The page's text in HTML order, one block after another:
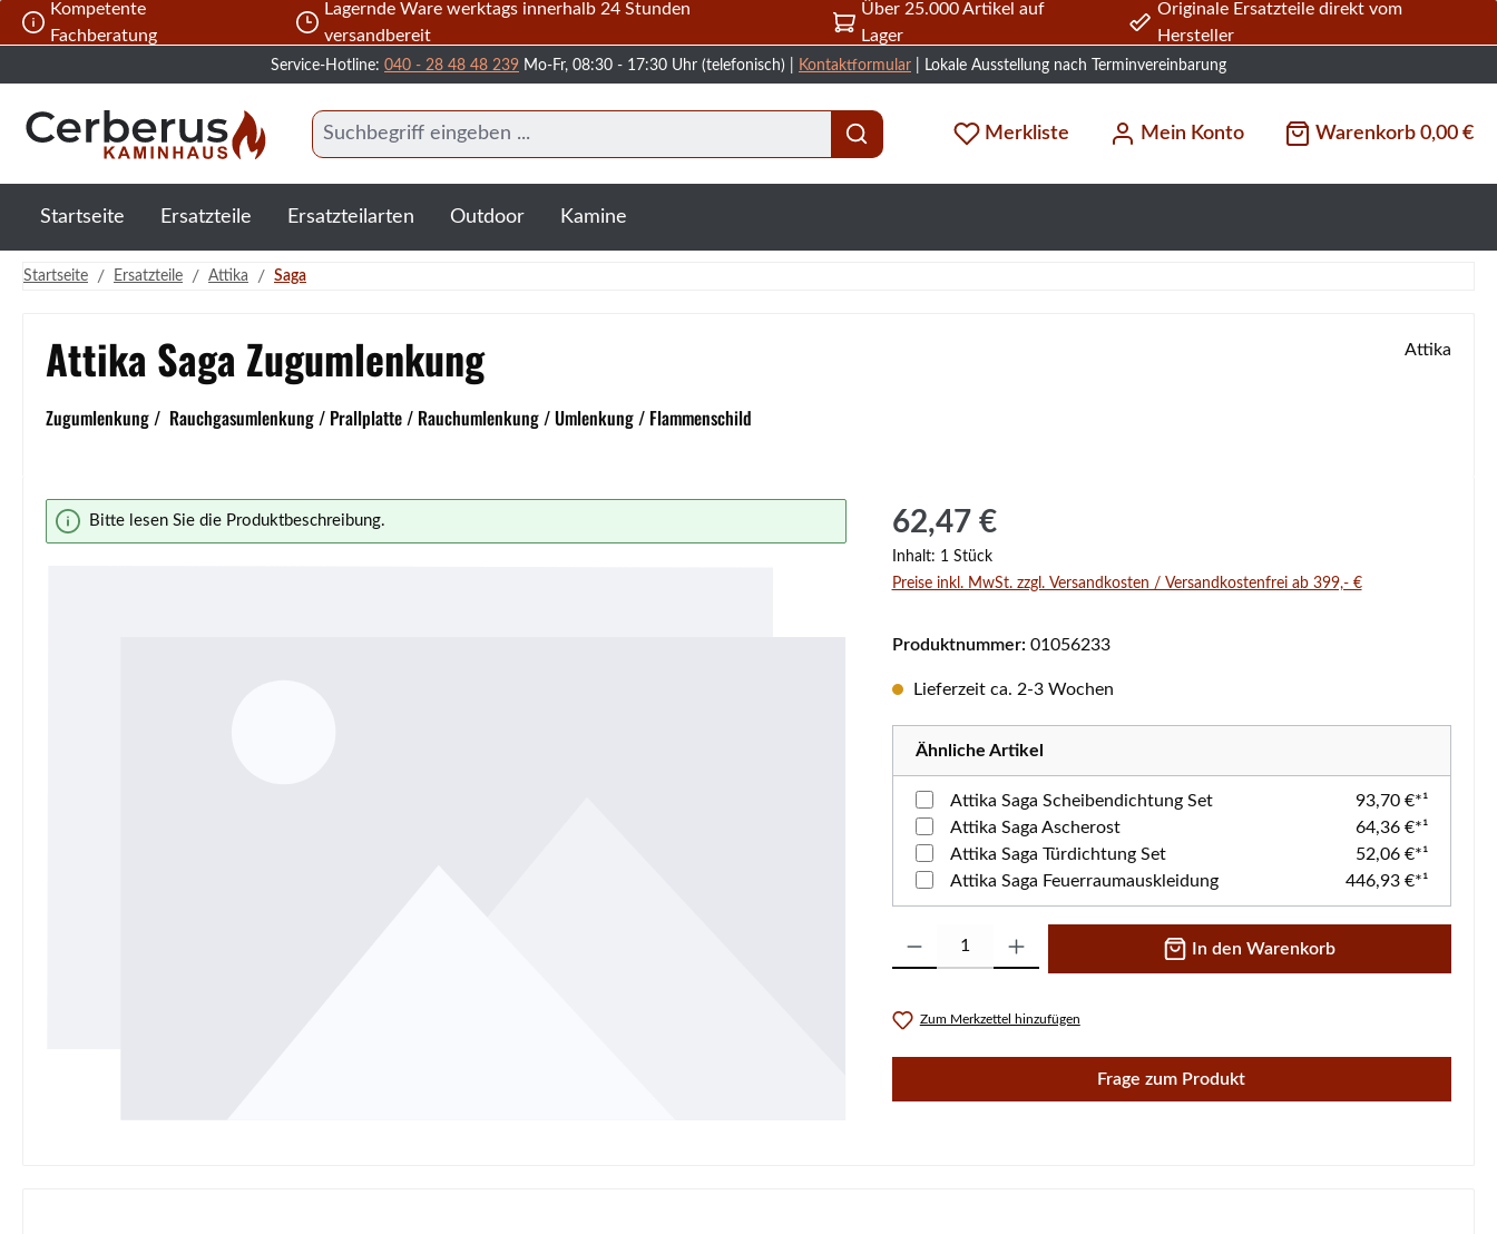
Hauptinhalt springen
Zur Suche springen
Zur Hauptnavigation springen
Kompetente
Fachberatung
Lagernde Ware werktags innerhalb 24 Stunden
versandbereit
Über 25.000 Artikel auf
Lager
Originale Ersatzteile direkt vom
Hersteller
Service-Hotline: 040 - 28 48 48 239 Mo-Fr, 08:30 - 17:30 Uhr (telefonisch) | Kontaktformular | Lokale Ausstellung nach Terminvereinbarung
Merkliste Mein Konto Warenkorb 0,00 €
Startseite Ersatzteile Ersatzteilarten Outdoor Kamine
Startseite / Ersatzteile / Attika / Saga
Attika Saga Zugumlenkung
Zugumlenkung / Rauchgasumlenkung / Prallplatte / Rauchumlenkung / Umlenkung / Flammenschild
Attika
Bildergalerie überspringen
Bitte lesen Sie die Produktbeschreibung.
Regulärer Preis:
62,47 €
Inhalt: 1 Stück
Preise inkl. MwSt. zzgl. Versandkosten / Versandkostenfrei ab 399,- €
Produktnummer: 01056233
Lieferzeit ca. 2-3 Wochen
Ähnliche Artikel
Attika Saga Scheibendichtung Set
93,70 €*¹
Attika Saga Ascherost
64,36 €*¹
Attika Saga Türdichtung Set
52,06 €*¹
Attika Saga Feuerraumauskleidung
446,93 €*¹
Produkt Anzahl: Gib den gewünschten Wert ein oder benutze die Schaltflächen um die
In den Warenkorb
Zum Merkzettel hinzufügen
Frage zum Produkt